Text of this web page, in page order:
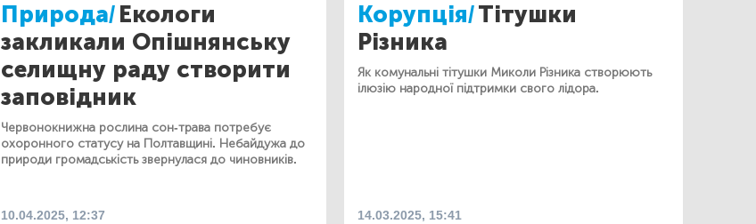
Природа/Екологи
закликали Опішнянську
селищну раду створити
заповідник
Червонокнижна рослина сон-трава потребує
охоронного статусу на Полтавщині. Небайдужа до
природи громадськість звернулася до чиновників.
10.04.2025, 12:37
Корупція/Тітушки
Різника
Як комунальні тітушки Миколи Різника створюють
ілюзію народної підтримки свого лідора.
14.03.2025, 15:41